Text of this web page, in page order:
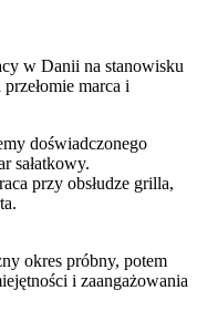
w Danii na stanowisku
marca i
doświadczonego
sałatkowy.
przy obsłudze grilla,
okres próbny, potem
i zaangażowania